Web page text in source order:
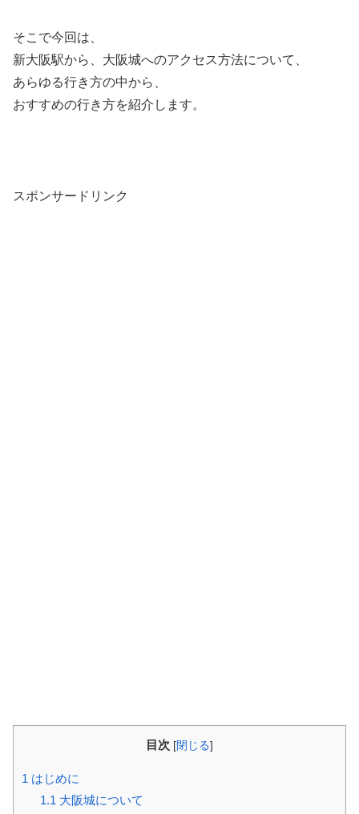
そこで今回は、
新大阪駅から、大阪城へのアクセス方法について、
あらゆる行き方の中から、
おすすめの行き方を紹介します。
スポンサードリンク
目次 [閉じる]
1 はじめに
1.1 大阪城について